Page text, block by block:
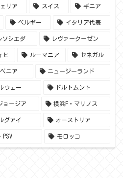
リア スイス ギニア
ベルギー イタリア代表
ソシエダ レヴァークーゼン
ヒ ルーマニア セネガル
ニア ニュージーランド
ウェー ドルトムント
ョージア 横浜F・マリノス
グアイ オーストリア
PSV モロッコ